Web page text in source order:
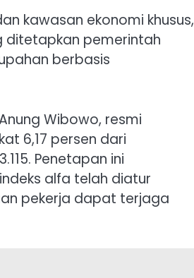
kawasan ekonomi khusus,
ditetapkan pemerintah
berbasis
Wibowo, resmi
6,17 persen dari
Penetapan ini
alfa telah diatur
pekerja dapat terjaga